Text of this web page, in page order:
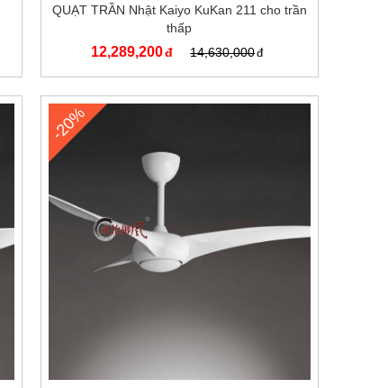
QUẠT TRẦN Nhật Kaiyo KuKan 211 cho trần
thấp
12,289,200 14,630,000
-20%